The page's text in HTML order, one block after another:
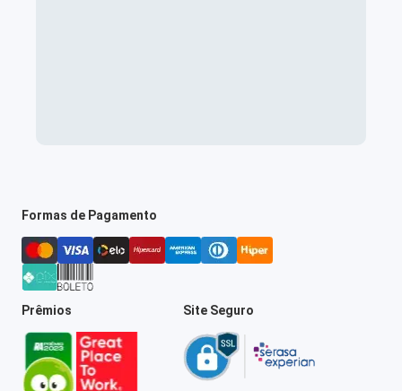
Formas de Pagamento
Prêmios Site Seguro